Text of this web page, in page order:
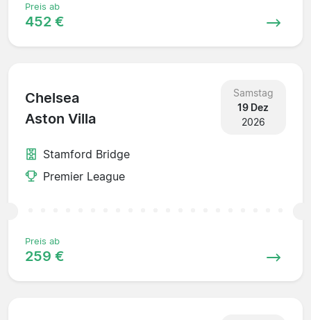
Preis ab
452 €
Chelsea
Aston Villa
Samstag
19 Dez
2026
Stamford Bridge
Premier League
Preis ab
259 €